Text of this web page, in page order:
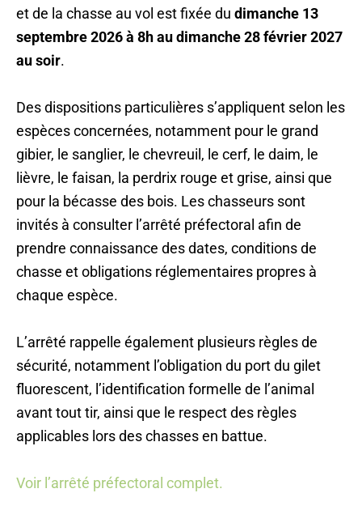
et de la chasse au vol est fixée du dimanche 13
septembre 2026 à 8h au dimanche 28 février 2027
au soir.
Des dispositions particulières s’appliquent selon les
espèces concernées, notamment pour le grand
gibier, le sanglier, le chevreuil, le cerf, le daim, le
lièvre, le faisan, la perdrix rouge et grise, ainsi que
pour la bécasse des bois. Les chasseurs sont
invités à consulter l’arrêté préfectoral afin de
prendre connaissance des dates, conditions de
chasse et obligations réglementaires propres à
chaque espèce.
L’arrêté rappelle également plusieurs règles de
sécurité, notamment l’obligation du port du gilet
fluorescent, l’identification formelle de l’animal
avant tout tir, ainsi que le respect des règles
applicables lors des chasses en battue.
Voir l’arrêté préfectoral complet.